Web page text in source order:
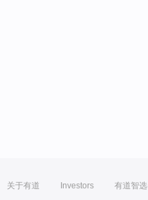
关于有道 Investors 有道智选